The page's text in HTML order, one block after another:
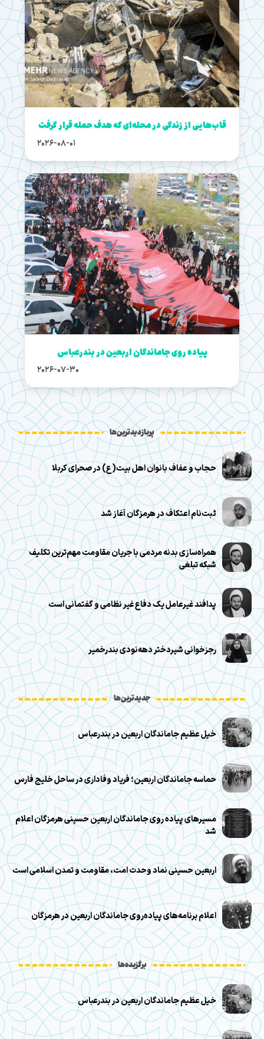
قاب‌هایی از زندگی در محله‌ای که هدف حمله قرار گرفت
2026-08-01
پیاده روی جاماندگان اربعین در بندرعباس
2026-07-30
پربازدیدترین‌ها
حجاب و عفاف بانوان اهل بیت(ع) در صحرای کربلا
ثبت‌نام اعتکاف در هرمزگان آغاز شد
همراه‌سازی بدنه مردمی با جریان مقاومت مهم‌ترین تکلیف
شبکه تبلغی
پدافند غیرعامل یک دفاع غیر نظامی و گفتمانی است
رجزخوانی شیر‌دختر دهه‌نودی بندرخمیر
جدیدترین‌ها
خیل عظیم جاماندگان اربعین در بندرعباس
حماسه جاماندگان اربعین؛ فریاد وفاداری در ساحل خلیج فارس
مسیرهای پیاده روی جاماندگان اربعین حسینی هرمزگان اعلام
شد
اربعین حسینی نماد وحدت امت، مقاومت و تمدن اسلامی است
اعلام برنامه‌های پیاده‌روی جاماندگان اربعین در هرمزگان
برگزیده‌ها
خیل عظیم جاماندگان اربعین در بندرعباس